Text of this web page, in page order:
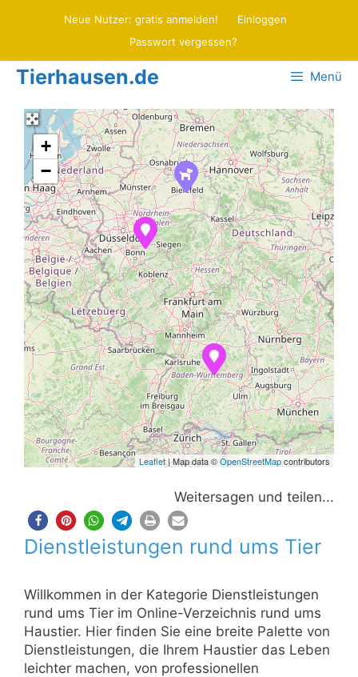
Neue Nutzer: gratis anmelden!
Einloggen
Passwort vergessen?
Tierhausen.de Menü
+
−
Leaflet| Map data ©OpenStreetMapcontributors
Weitersagen und teilen...
Dienstleistungen rund ums Tier
Willkommen in der Kategorie Dienstleistungen
rund ums Tier im Online-Verzeichnis rund ums
Haustier. Hier finden Sie eine breite Palette von
Dienstleistungen, die Ihrem Haustier das Leben
leichter machen, von professionellen